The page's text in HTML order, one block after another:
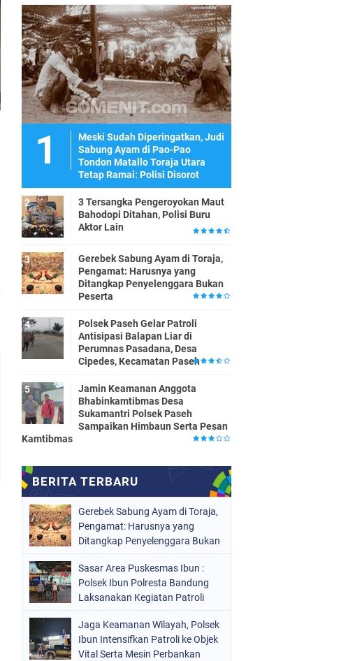
Meski Sudah Diperingatkan, Judi
Sabung Ayam di Pao-Pao
Tondon Matallo Toraja Utara
Tetap Ramai: Polisi Disorot
3 Tersangka Pengeroyokan Maut
Bahodopi Ditahan, Polisi Buru
Aktor Lain
Gerebek Sabung Ayam di Toraja,
Pengamat: Harusnya yang
Ditangkap Penyelenggara Bukan
Peserta
Polsek Paseh Gelar Patroli
Antisipasi Balapan Liar di
Perumnas Pasadana, Desa
Cipedes, Kecamatan Paseh
Jamin Keamanan Anggota
Bhabinkamtibmas Desa
Sukamantri Polsek Paseh
Sampaikan Himbaun Serta Pesan
Kamtibmas
Gerebek Sabung Ayam di Toraja,
Pengamat: Harusnya yang
Ditangkap Penyelenggara Bukan
Sasar Area Puskesmas Ibun :
Polsek Ibun Polresta Bandung
Laksanakan Kegiatan Patroli
Jaga Keamanan Wilayah, Polsek
Ibun Intensifkan Patroli ke Objek
Vital Serta Mesin Perbankan